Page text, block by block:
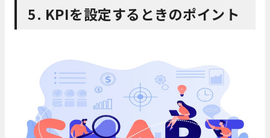
5. KPIを設定するときのポイント